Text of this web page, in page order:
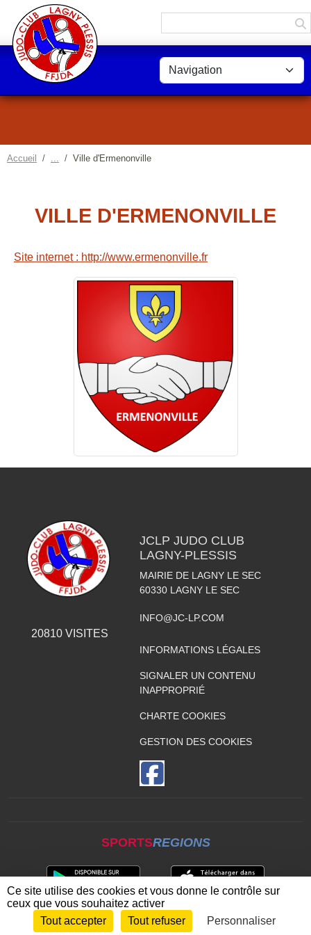
Accueil Ville d'Ermenonville
VILLE D'ERMENONVILLE
Site internet : http://www.ermenonville.fr
20810VISITES
JCLP JUDO CLUB
LAGNY-PLESSIS
MAIRIE DE LAGNY LE SEC
60330 LAGNY LE SEC
INFO@JC-LP.COM
INFORMATIONS LÉGALES
SIGNALER UN CONTENU
INAPPROPRIÉ
CHARTE COOKIES
GESTION DES COOKIES
SPORTSREGIONS
Envie de participer ? CONNEXION
Panneau de gestion des cookies
Ce site utilise des cookies et vous donne le contrôle sur
ceux que vous souhaitez activer
Tout accepter
Tout refuser Personnaliser